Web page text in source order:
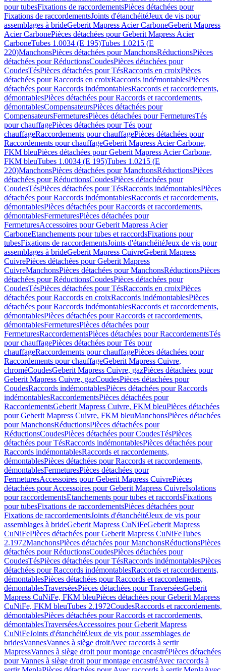
pour tubesFixations de raccordementsPièces détachées pour
Fixations de raccordementsJoints d'étanchéitéJeux de vis pour
assemblages à brideGeberit Mapress Acier CarboneGeberit Mapress
Acier CarbonePièces détachées pour Geberit Mapress Acier
CarboneTubes 1.0034 (E 195)Tubes 1.0215 (E
220)ManchonsPièces détachées pour ManchonsRéductionsPièces
détachées pour RéductionsCoudesPièces détachées pour
CoudesTésPièces détachées pour TésRaccords en croixPièces
détachées pour Raccords en croixRaccords indémontablesPièces
détachées pour Raccords indémontablesRaccords et raccordements,
démontablesPièces détachées pour Raccords et raccordements,
démontablesCompensateursPièces détachées pour
CompensateursFermeturesPièces détachées pour FermeturesTés
pour chauffagePièces détachées pour Tés pour
chauffageRaccordements pour chauffagePièces détachées pour
Raccordements pour chauffageGeberit Mapress Acier Carbone,
FKM bleuPièces détachées pour Geberit Mapress Acier Carbone,
FKM bleuTubes 1.0034 (E 195)Tubes 1.0215 (E
220)ManchonsPièces détachées pour ManchonsRéductionsPièces
détachées pour RéductionsCoudesPièces détachées pour
CoudesTésPièces détachées pour TésRaccords indémontablesPièces
détachées pour Raccords indémontablesRaccords et raccordements,
démontablesPièces détachées pour Raccords et raccordements,
démontablesFermeturesPièces détachées pour
FermeturesAccessoires pour Geberit Mapress Acier
CarboneEtanchements pour tubes et raccordsFixations pour
tubesFixations de raccordementsJoints d'étanchéitéJeux de vis pour
assemblages à brideGeberit Mapress CuivreGeberit Mapress
CuivrePièces détachées pour Geberit Mapress
CuivreManchonsPièces détachées pour ManchonsRéductionsPièces
détachées pour RéductionsCoudesPièces détachées pour
CoudesTésPièces détachées pour TésRaccords en croixPièces
détachées pour Raccords en croixRaccords indémontablesPièces
détachées pour Raccords indémontablesRaccords et raccordements,
démontablesPièces détachées pour Raccords et raccordements,
démontablesFermeturesPièces détachées pour
FermeturesRaccordementsPièces détachées pour RaccordementsTés
pour chauffagePièces détachées pour Tés pour
chauffageRaccordements pour chauffagePièces détachées pour
Raccordements pour chauffageGeberit Mapress Cuivre,
chroméCoudesGeberit Mapress Cuivre, gazPièces détachées pour
Geberit Mapress Cuivre, gazCoudesPièces détachées pour
CoudesRaccords indémontablesPièces détachées pour Raccords
indémontablesRaccordementsPièces détachées pour
RaccordementsGeberit Mapress Cuivre, FKM bleuPièces détachées
pour Geberit Mapress Cuivre, FKM bleuManchonsPièces détachées
pour ManchonsRéductionsPièces détachées pour
RéductionsCoudesPièces détachées pour CoudesTésPièces
détachées pour TésRaccords indémontablesPièces détachées pour
Raccords indémontablesRaccords et raccordements,
démontablesPièces détachées pour Raccords et raccordements,
démontablesFermeturesPièces détachées pour
FermeturesAccessoires pour Geberit Mapress CuivrePièces
détachées pour Accessoires pour Geberit Mapress CuivreIsolations
pour raccordementsEtanchements pour tubes et raccordsFixations
pour tubesFixations de raccordementsPièces détachées pour
Fixations de raccordementsJoints d'étanchéitéJeux de vis pour
assemblages à brideGeberit Mapress CuNiFeGeberit Mapress
CuNiFePièces détachées pour Geberit Mapress CuNiFeTubes
2.1972ManchonsPièces détachées pour ManchonsRéductionsPièces
détachées pour RéductionsCoudesPièces détachées pour
CoudesTésPièces détachées pour TésRaccords indémontablesPièces
détachées pour Raccords indémontablesRaccords et raccordements,
démontablesPièces détachées pour Raccords et raccordements,
démontablesTraverséesPièces détachées pour TraverséesGeberit
Mapress CuNiFe, FKM bleuPièces détachées pour Geberit Mapress
CuNiFe, FKM bleuTubes 2.1972CoudesRaccords et raccordements,
démontablesPièces détachées pour Raccords et raccordements,
démontablesTraverséesAccessoires pour Geberit Mapress
CuNiFeJoints d'étanchéitéJeux de vis pour assemblages de
bridesVannesVannes à siège droitAvec raccords à sertir
MapressVannes à siège droit pour montage encastréPièces détachées
pour Vannes à siège droit pour montage encastréAvec raccords à